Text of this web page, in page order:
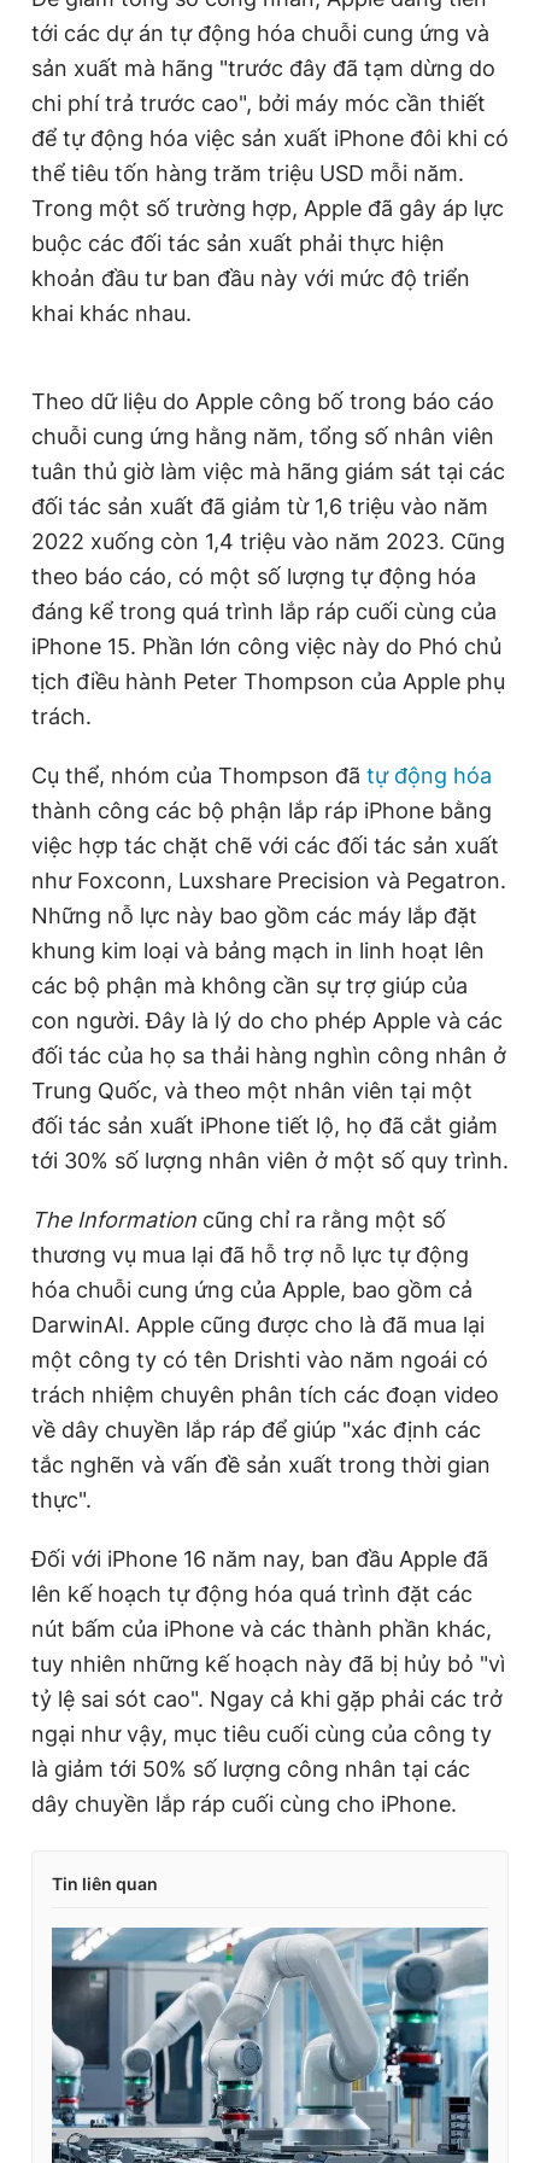
Giấy phép xuất bản số 110/GP - BTTTT cấp ngày 24.3.2020
© 2003-2026 Bản quyền thuộc về Báo Thanh Niên. Cấm sao
chép dưới mọi hình thức nếu không có sự chấp thuận bằng văn
tới các dự án tự động hóa chuỗi cung ứng và
sản xuất mà hãng "trước đây đã tạm dừng do
chi phí trả trước cao", bởi máy móc cần thiết
để tự động hóa việc sản xuất iPhone đôi khi có
thể tiêu tốn hàng trăm triệu USD mỗi năm.
Trong một số trường hợp, Apple đã gây áp lực
buộc các đối tác sản xuất phải thực hiện
khoản đầu tư ban đầu này với mức độ triển
khai khác nhau.
Theo dữ liệu do Apple công bố trong báo cáo
chuỗi cung ứng hằng năm, tổng số nhân viên
tuân thủ giờ làm việc mà hãng giám sát tại các
đối tác sản xuất đã giảm từ 1,6 triệu vào năm
2022 xuống còn 1,4 triệu vào năm 2023. Cũng
theo báo cáo, có một số lượng tự động hóa
đáng kể trong quá trình lắp ráp cuối cùng của
iPhone 15. Phần lớn công việc này do Phó chủ
tịch điều hành Peter Thompson của Apple phụ
trách.
Cụ thể, nhóm của Thompson đã tự động hóa
thành công các bộ phận lắp ráp iPhone bằng
việc hợp tác chặt chẽ với các đối tác sản xuất
như Foxconn, Luxshare Precision và Pegatron.
Những nỗ lực này bao gồm các máy lắp đặt
khung kim loại và bảng mạch in linh hoạt lên
các bộ phận mà không cần sự trợ giúp của
con người. Đây là lý do cho phép Apple và các
đối tác của họ sa thải hàng nghìn công nhân ở
Trung Quốc, và theo một nhân viên tại một
đối tác sản xuất iPhone tiết lộ, họ đã cắt giảm
tới 30% số lượng nhân viên ở một số quy trình.
The Information cũng chỉ ra rằng một số
thương vụ mua lại đã hỗ trợ nỗ lực tự động
hóa chuỗi cung ứng của Apple, bao gồm cả
DarwinAI. Apple cũng được cho là đã mua lại
một công ty có tên Drishti vào năm ngoái có
trách nhiệm chuyên phân tích các đoạn video
về dây chuyền lắp ráp để giúp "xác định các
tắc nghẽn và vấn đề sản xuất trong thời gian
thực".
Đối với iPhone 16 năm nay, ban đầu Apple đã
lên kế hoạch tự động hóa quá trình đặt các
nút bấm của iPhone và các thành phần khác,
tuy nhiên những kế hoạch này đã bị hủy bỏ "vì
tỷ lệ sai sót cao". Ngay cả khi gặp phải các trở
ngại như vậy, mục tiêu cuối cùng của công ty
là giảm tới 50% số lượng công nhân tại các
dây chuyền lắp ráp cuối cùng cho iPhone.
Tin liên quan